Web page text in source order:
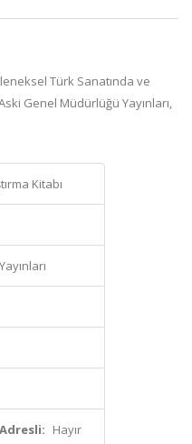
Türk Sanatında ve
Genel Müdürlüğü Yayınları,
Kitabı
Hayır